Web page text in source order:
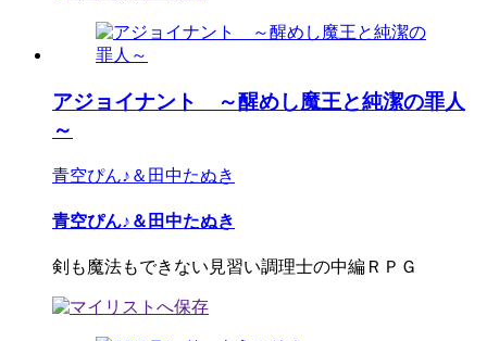
アジョイナント ～醒めし魔王と純潔の罪人
～
青空ぴん♪＆田中たぬき
青空ぴん♪＆田中たぬき
剣も魔法もできない見習い調理士の中編ＲＰＧ